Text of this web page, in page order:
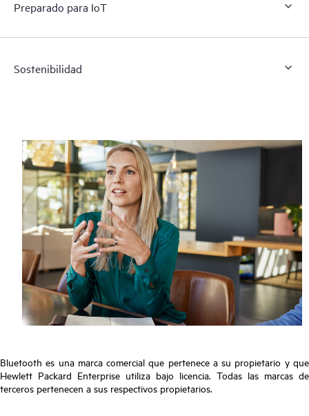
Preparado para IoT
Sostenibilidad
Bluetooth es una marca comercial que pertenece a su propietario y que
Hewlett Packard Enterprise utiliza bajo licencia. Todas las marcas de
terceros pertenecen a sus respectivos propietarios.